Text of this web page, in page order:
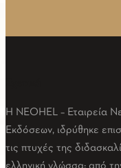
Η NEOHEL – Εταιρεία
Εκδόσεων, ιδρύθηκε
τις πτυχές της
ελληνική γλώσσα: από